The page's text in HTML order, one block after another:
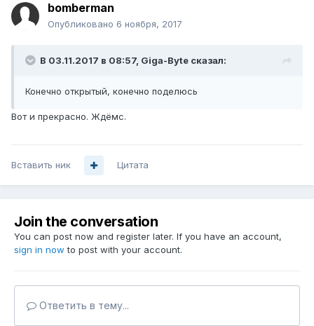
bomberman
Опубликовано 6 ноября, 2017
В 03.11.2017 в 08:57, Giga-Byte сказал:
Конечно открытый, конечно поделюсь
Вот и прекрасно. Ждёмс.
Вставить ник Цитата
Join the conversation
You can post now and register later. If you have an account,
sign in now to post with your account.
Ответить в тему...